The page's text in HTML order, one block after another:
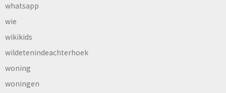
whatsapp
wie
wikikids
wildetenindeachterhoek
woning
woningen